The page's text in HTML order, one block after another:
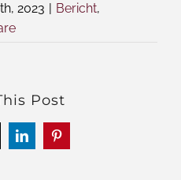
2023 Bericht,
Post
LinkedInPinterest